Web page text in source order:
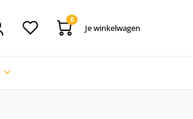
0
Je winkelwagen